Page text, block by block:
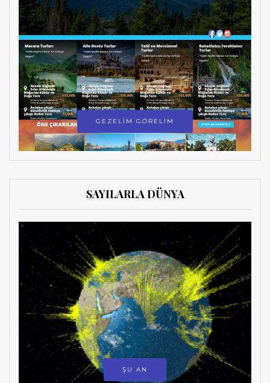
GEZELİM GÖRELİM
SAYILARLA DÜNYA
ŞU AN